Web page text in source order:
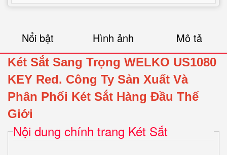
Nổi bật Hình ảnh Mô tả
Két Sắt Sang Trọng WELKO US1080
KEY Red. Công Ty Sản Xuất Và
Phân Phối Két Sắt Hàng Đầu Thế
Giới
Nội dung chính trang Két Sắt